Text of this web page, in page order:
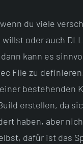
du viele
oder auch
dann kann es
File zu
bestehenden
erstellen, da
haben, aber
dafür ist das